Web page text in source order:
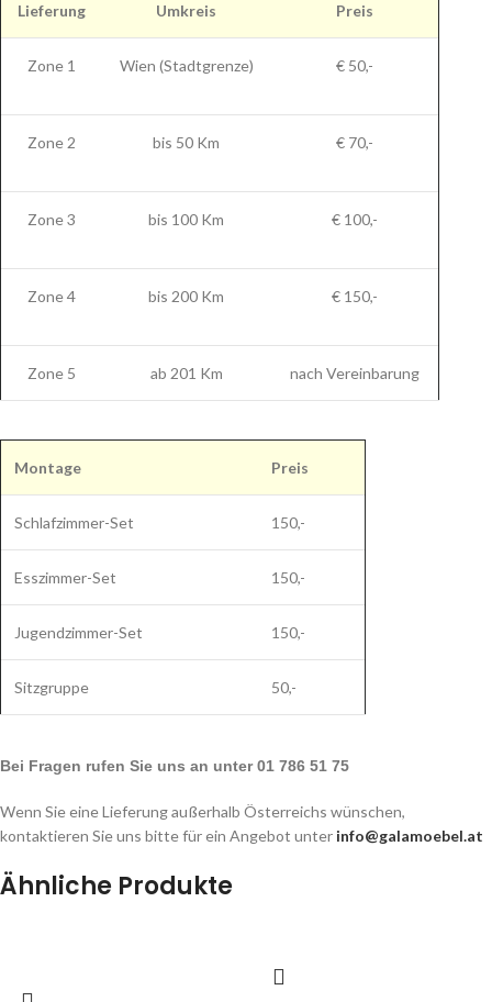
Lieferung Umkreis Preis
Zone 1 Wien (Stadtgrenze) € 50,-
Zone 2 bis 50 Km € 70,-
Zone 3 bis 100 Km € 100,-
Zone 4 bis 200 Km € 150,-
Zone 5 ab 201 Km nach Vereinbarung
Montage Preis
Schlafzimmer-Set 150,-
Esszimmer-Set 150,-
Jugendzimmer-Set 150,-
Sitzgruppe 50,-
Bei Fragen rufen Sie uns an unter 01 786 51 75
Wenn Sie eine Lieferung außerhalb Österreichs wünschen,
kontaktieren Sie uns bitte für ein Angebot unter info@galamoebel.at
Ähnliche Produkte